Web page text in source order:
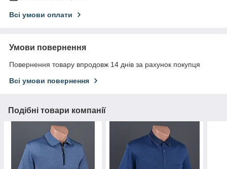
Всі умови оплати
Умови повернення
Повернення товару впродовж 14 днів за рахунок покупця
Всі умови повернення
Подібні товари компанії